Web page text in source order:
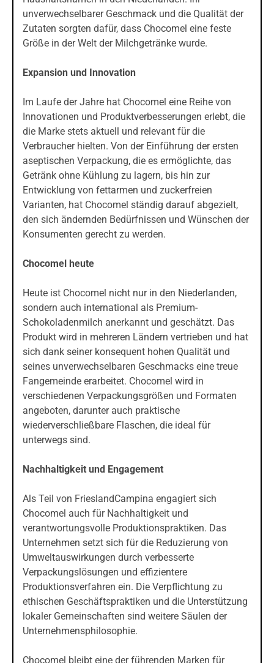
unverwechselbarer Geschmack und die Qualität der
Zutaten sorgten dafür, dass Chocomel eine feste
Größe in der Welt der Milchgetränke wurde.
Expansion und Innovation
Im Laufe der Jahre hat Chocomel eine Reihe von
Innovationen und Produktverbesserungen erlebt, die
die Marke stets aktuell und relevant für die
Verbraucher hielten. Von der Einführung der ersten
aseptischen Verpackung, die es ermöglichte, das
Getränk ohne Kühlung zu lagern, bis hin zur
Entwicklung von fettarmen und zuckerfreien
Varianten, hat Chocomel ständig darauf abgezielt,
den sich ändernden Bedürfnissen und Wünschen der
Konsumenten gerecht zu werden.
Chocomel heute
Heute ist Chocomel nicht nur in den Niederlanden,
sondern auch international als Premium-
Schokoladenmilch anerkannt und geschätzt. Das
Produkt wird in mehreren Ländern vertrieben und hat
sich dank seiner konsequent hohen Qualität und
seines unverwechselbaren Geschmacks eine treue
Fangemeinde erarbeitet. Chocomel wird in
verschiedenen Verpackungsgrößen und Formaten
angeboten, darunter auch praktische
wiederverschließbare Flaschen, die ideal für
unterwegs sind.
Nachhaltigkeit und Engagement
Als Teil von FrieslandCampina engagiert sich
Chocomel auch für Nachhaltigkeit und
verantwortungsvolle Produktionspraktiken. Das
Unternehmen setzt sich für die Reduzierung von
Umweltauswirkungen durch verbesserte
Verpackungslösungen und effizientere
Produktionsverfahren ein. Die Verpflichtung zu
ethischen Geschäftspraktiken und die Unterstützung
lokaler Gemeinschaften sind weitere Säulen der
Unternehmensphilosophie.
Chocomel bleibt eine der führenden Marken für